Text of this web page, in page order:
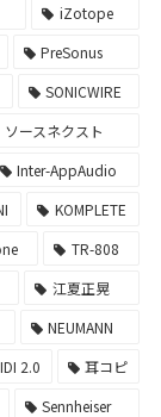
iZotope
PreSonus
SONICWIRE
ソースネクスト
Inter-AppAudio
KOMPLETE
TR-808
江夏正晃
NEUMANN
2.0
耳コピ
Sennheiser